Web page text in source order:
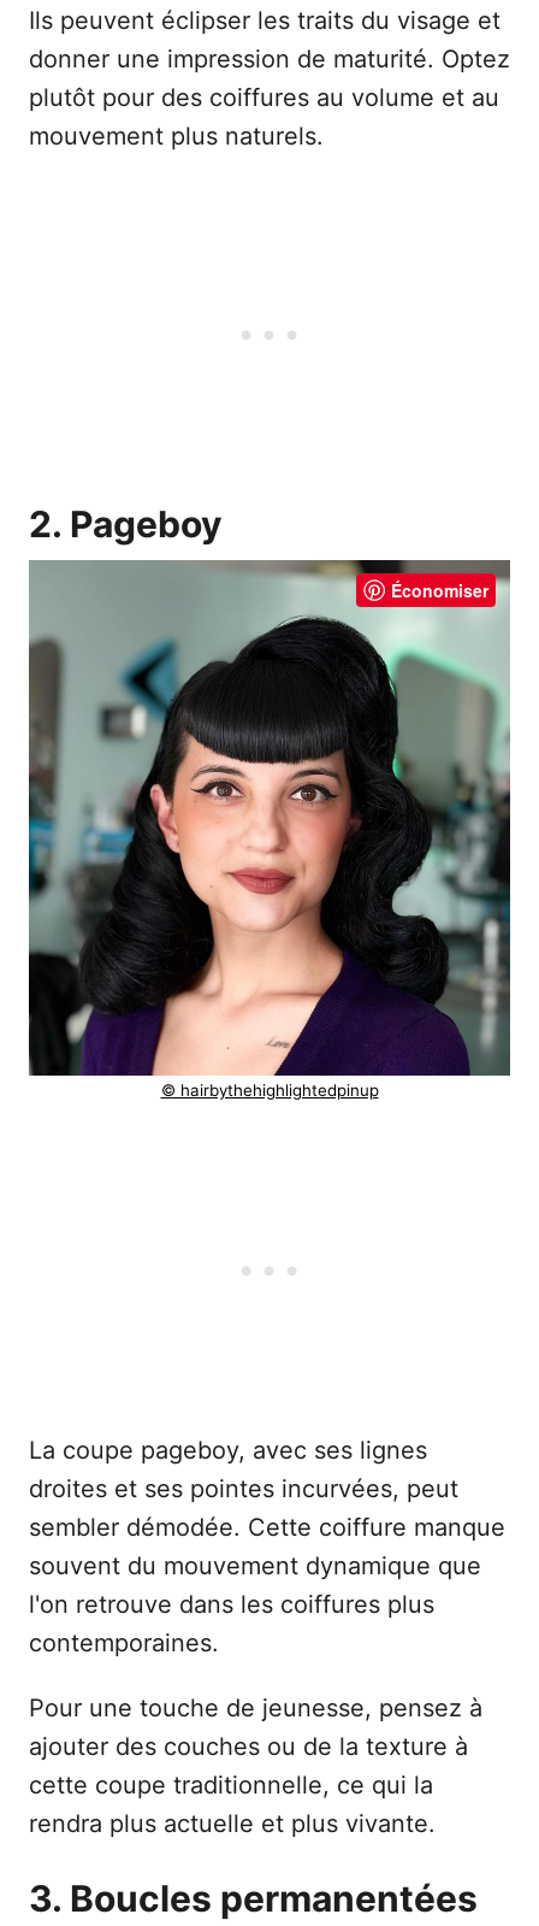
Ils peuvent éclipser les traits du visage et
donner une impression de maturité. Optez
plutôt pour des coiffures au volume et au
mouvement plus naturels.
2. Pageboy
Économiser
© hairbythehighlightedpinup
La coupe pageboy, avec ses lignes
droites et ses pointes incurvées, peut
sembler démodée. Cette coiffure manque
souvent du mouvement dynamique que
l'on retrouve dans les coiffures plus
contemporaines.
Pour une touche de jeunesse, pensez à
ajouter des couches ou de la texture à
cette coupe traditionnelle, ce qui la
rendra plus actuelle et plus vivante.
3. Boucles permanentées